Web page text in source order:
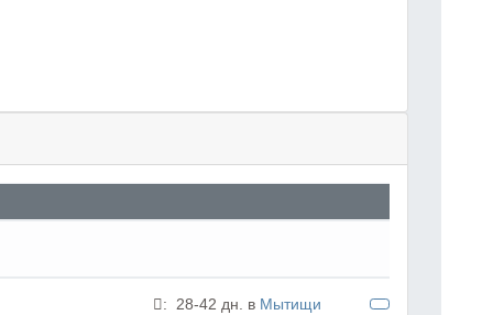
: 28-42 дн. в Мытищи